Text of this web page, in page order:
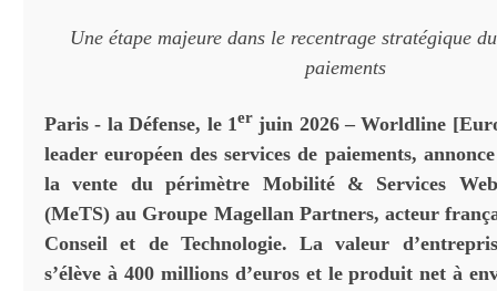
Une étape majeure dans le recentrage stratégique
paiements
Paris - la Défense, le 1erjuin 2026 – Worldline
leader européen des services de paiements,
la vente du périmètre Mobilité & Services Web
(MeTS) au Groupe Magellan Partners, acteur
Conseil et de Technologie. La valeur
s’élève à 400 millions d’euros et le produit net à